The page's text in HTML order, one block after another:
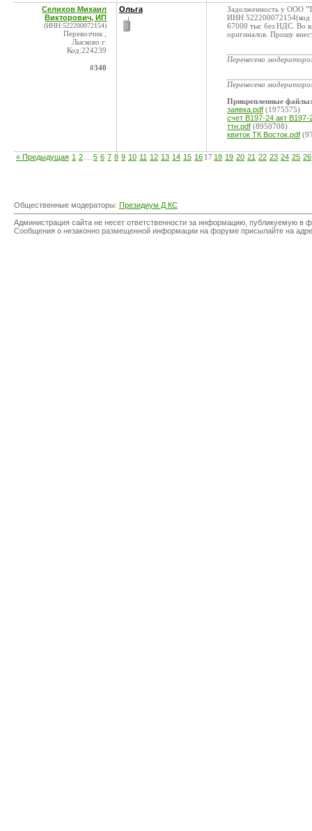
Селихов Михаил
Викторович, ИП
(ИНН:522200072154)
Перевозчик ,
Лысково г.
Код:224239
#340
Ольга
Задолженность у ООО
ИНН 522200072154(код
67000 тыс без НДС. Во
оригиналов. Прошу
Перенесено
Перенесено
Прикрепленные файлы:
заявка.pdf (1975575)
счет В197-24 акт В197-
ттн.pdf (8950708)
квиток ТК Восток.pdf
« Предыдущая 1 2 5 6 7 8 9 10 11 12 13 14 15 16 17 18 19 20 21 22 23 24 25 26
Общественные модераторы: Президиум Д КС
Администрация сайта не несет ответственности за информацию, публикуемую
Сообщения о незаконно размещенной информации на форуме присылайте на